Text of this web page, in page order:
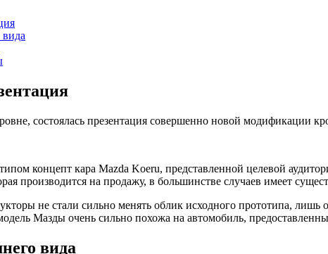
состоялась презентация совершенно новой модификации
концепт кара Mazda Koeru, представленной целевой
производится на продажу, в большинстве случаев имеет
не стали сильно менять облик исходного прототипа,
Мазды очень сильно похожа на автомобиль,
вида